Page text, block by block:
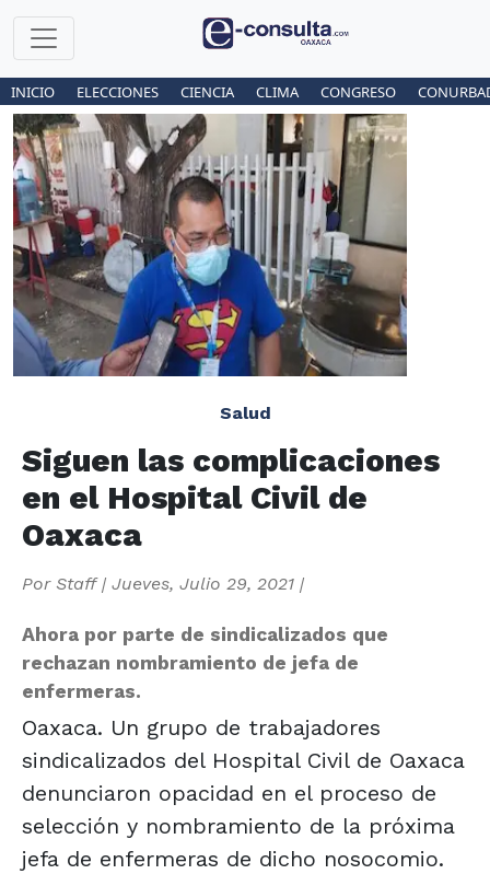
INICIO ELECCIONES CIENCIA CLIMA CONGRESO
Salud
Siguen las complicaciones
en el Hospital Civil de
Oaxaca
Por Staff| Jueves, Julio 29, 2021 |
Ahora por parte de sindicalizados que
rechazan nombramiento de jefa de
enfermeras.
Oaxaca. Un grupo de trabajadores
sindicalizados del Hospital Civil de Oaxaca
denunciaron opacidad en el proceso de
selección y nombramiento de la próxima
jefa de enfermeras de dicho nosocomio.